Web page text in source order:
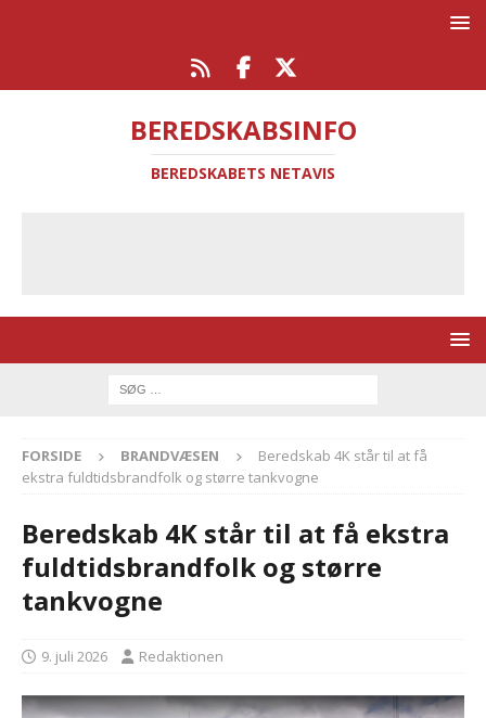
BEREDSKABSINFO
BEREDSKABETS NETAVIS
FORSIDE BRANDVÆSEN
Beredskab 4K står til at få
ekstra fuldtidsbrandfolk og større tankvogne
Beredskab 4K står til at få ekstra
fuldtidsbrandfolk og større
tankvogne
9. juli 2026 Redaktionen